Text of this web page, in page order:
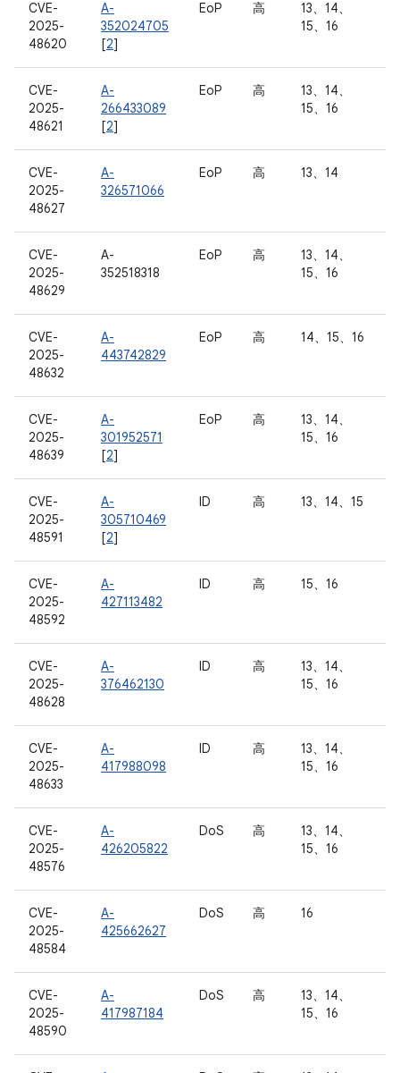
CVE-
2025-
48620
A-
352024705
[2]
EoP 高
13、14、
15、16
CVE-
2025-
48621
A-
266433089
[2]
EoP 高
13、14、
15、16
CVE-
2025-
48627
A-
326571066
EoP 高 13、14
CVE-
2025-
48629
A-
352518318
EoP 高
13、14、
15、16
CVE-
2025-
48632
A-
443742829
EoP 高 14、15、16
CVE-
2025-
48639
A-
301952571
[2]
EoP 高
13、14、
15、16
CVE-
2025-
48591
A-
305710469
[2]
ID 高 13、14、15
CVE-
2025-
48592
A-
427113482
ID 高 15、16
CVE-
2025-
48628
A-
376462130
ID 高
13、14、
15、16
CVE-
2025-
48633
A-
417988098
ID 高
13、14、
15、16
CVE-
2025-
48576
A-
426205822
DoS 高
13、14、
15、16
CVE-
2025-
48584
A-
425662627
DoS 高 16
CVE-
2025-
48590
A-
417987184
DoS 高
13、14、
15、16